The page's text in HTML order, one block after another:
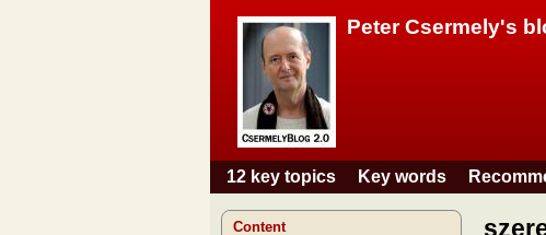
Peter Csermely's
Main menu
12 key topics Key words
Content